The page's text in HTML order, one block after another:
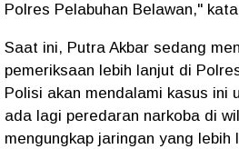
Polres Pelabuhan Belawan,"
Saat ini, Putra Akbar sedang
pemeriksaan lebih lanjut di
Polisi akan mendalami kasus ini
ada lagi peredaran narkoba di
mengungkap jaringan yang lebih